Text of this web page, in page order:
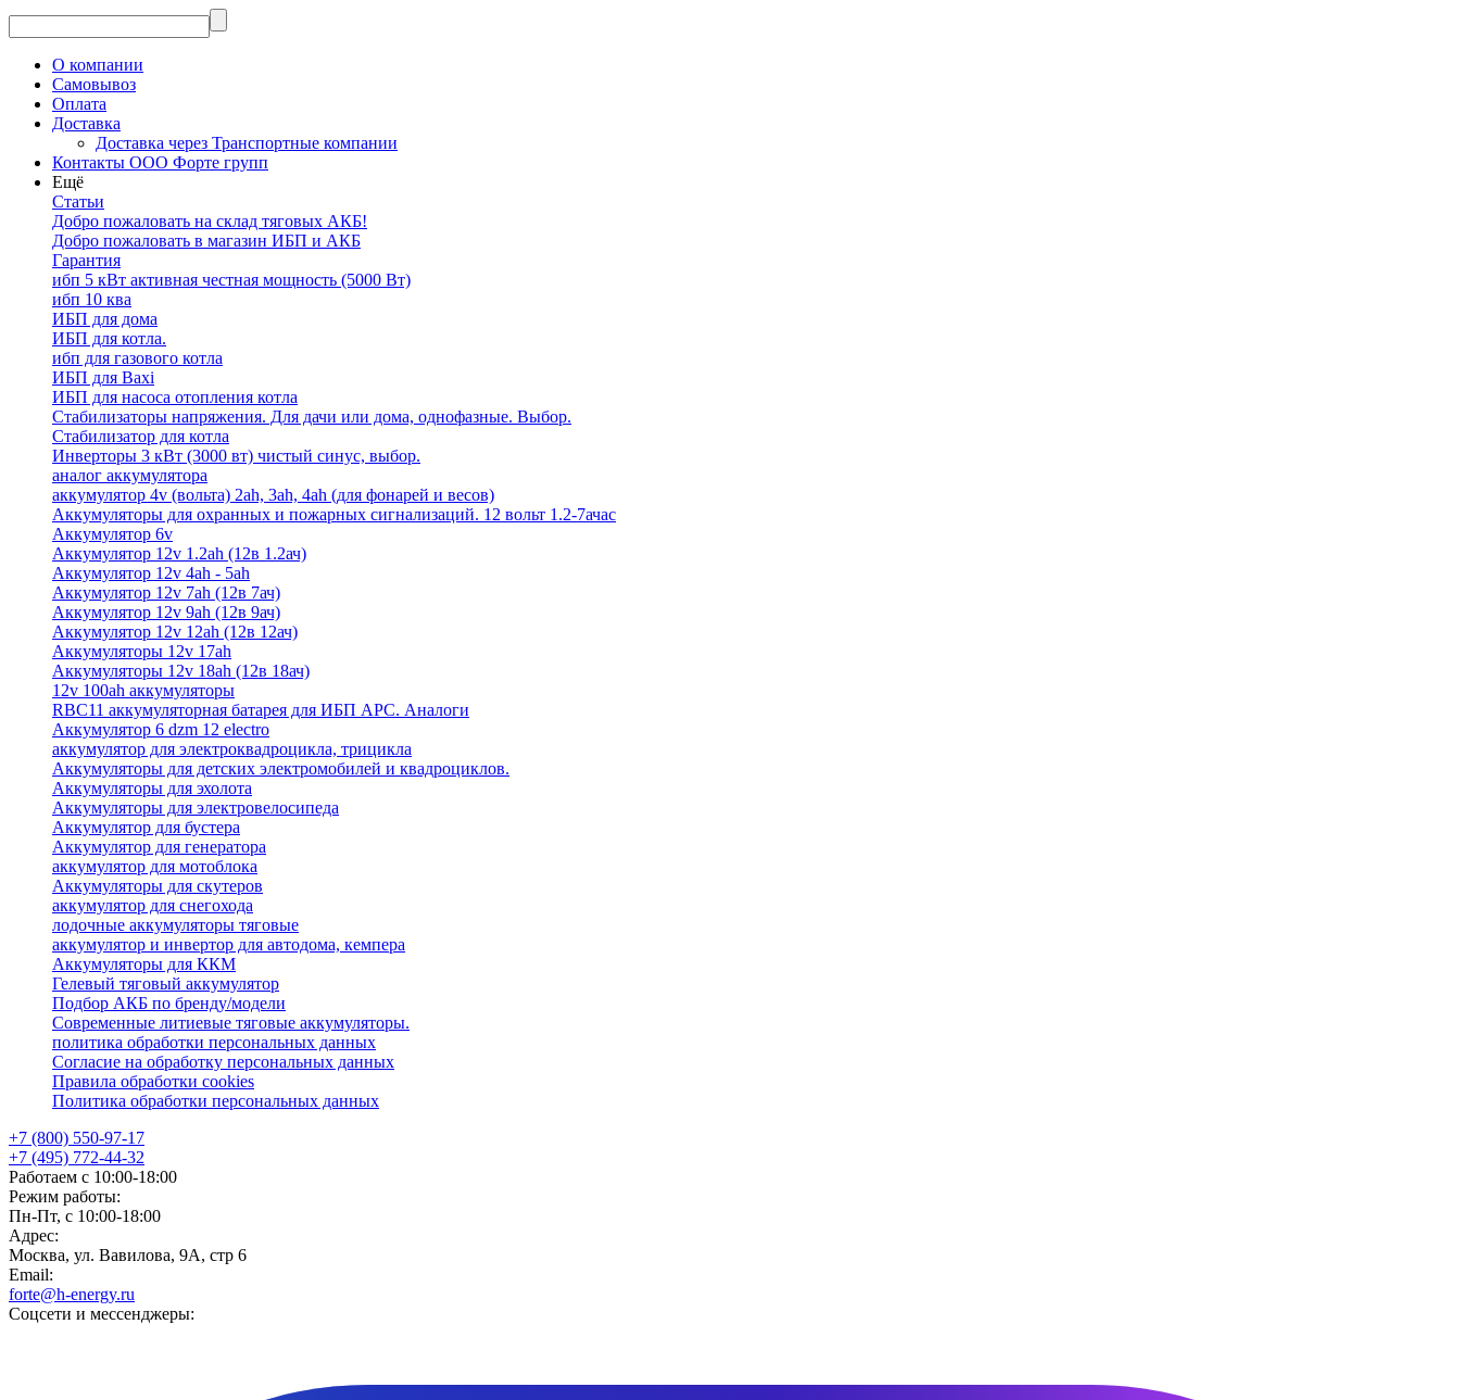
О компании
Самовывоз
Оплата
Доставка
Доставка через Транспортные компании
Контакты ООО Форте групп
Ещё
Статьи
Добро пожаловать на склад тяговых АКБ!
Добро пожаловать в магазин ИБП и АКБ
Гарантия
ибп 5 кВт активная честная мощность (5000 Вт)
ибп 10 ква
ИБП для дома
ИБП для котла.
ибп для газового котла
ИБП для Baxi
ИБП для насоса отопления котла
Стабилизаторы напряжения. Для дачи или дома, однофазные. Выбор.
Стабилизатор для котла
Инверторы 3 кВт (3000 вт) чистый синус, выбор.
аналог аккумулятора
аккумулятор 4v (вольта) 2ah, 3ah, 4ah (для фонарей и весов)
Аккумуляторы для охранных и пожарных сигнализаций. 12 вольт 1.2-7ачас
Аккумулятор 6v
Аккумулятор 12v 1.2ah (12в 1.2ач)
Аккумулятор 12v 4ah - 5ah
Аккумулятор 12v 7ah (12в 7ач)
Аккумулятор 12v 9ah (12в 9ач)
Аккумулятор 12v 12ah (12в 12ач)
Аккумуляторы 12v 17ah
Аккумуляторы 12v 18ah (12в 18ач)
12v 100ah аккумуляторы
RBC11 аккумуляторная батарея для ИБП APC. Аналоги
Аккумулятор 6 dzm 12 electro
аккумулятор для электроквадроцикла, трицикла
Аккумуляторы для детских электромобилей и квадроциклов.
Аккумуляторы для эхолота
Аккумуляторы для электровелосипеда
Аккумулятор для бустера
Аккумулятор для генератора
аккумулятор для мотоблока
Аккумуляторы для скутеров
аккумулятор для снегохода
лодочные аккумуляторы тяговые
аккумулятор и инвертор для автодома, кемпера
Аккумуляторы для ККМ
Гелевый тяговый аккумулятор
Подбор АКБ по бренду/модели
Современные литиевые тяговые аккумуляторы.
политика обработки персональных данных
Согласие на обработку персональных данных
Правила обработки cookies
Политика обработки персональных данных
+7 (800) 550-97-17
+7 (495) 772-44-32
Работаем с 10:00-18:00
Режим работы:
Пн-Пт, с 10:00-18:00
Адрес:
Москва, ул. Вавилова, 9А, стр 6
Email:
forte@h-energy.ru
Соцсети и мессенджеры: